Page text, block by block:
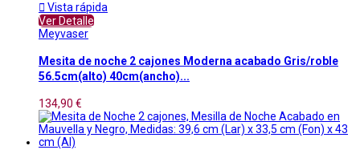
 Vista rápida
Ver Detalle
Meyvaser
Mesita de noche 2 cajones Moderna acabado Gris/roble
56.5cm(alto) 40cm(ancho)...
134,90 €